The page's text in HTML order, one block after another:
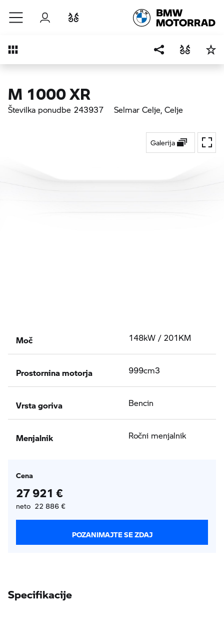
Preskoči na glavno vsebino
Prijava
Pregled
M 1000 XR
Številka ponudbe 243937 Selmar Celje, Celje
Galerija
Moč 148kW / 201KM
Prostornina motorja 999cm3
Vrsta goriva Bencin
Menjalnik Ročni menjalnik
Cena
27 921 €
neto 22 886 €
POZANIMAJTE SE ZDAJ
Specifikacije